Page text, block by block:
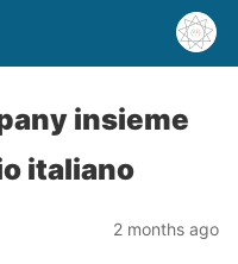
insieme
italiano
2 months ago